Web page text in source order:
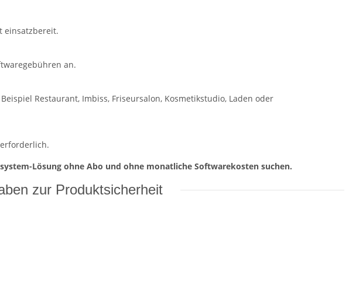
einsatzbereit.
an.
Restaurant, Imbiss, Friseursalon, Kosmetikstudio, Laden oder
Lösung ohne Abo und ohne monatliche Softwarekosten suchen.
zur Produktsicherheit